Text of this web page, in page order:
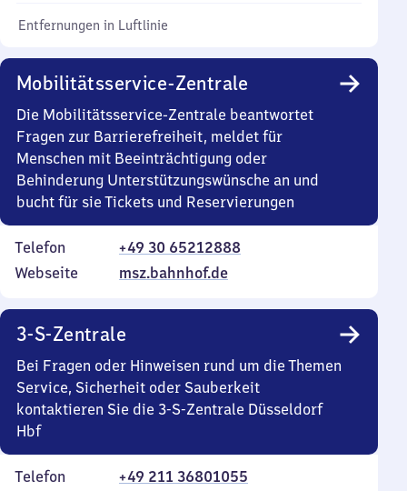
Entfernungen in Luftlinie
Mobilitätsservice-Zentrale
Die Mobilitätsservice-Zentrale beantwortet
Fragen zur Barrierefreiheit, meldet für
Menschen mit Beeinträchtigung oder
Behinderung Unterstützungswünsche an und
bucht für sie Tickets und Reservierungen
Telefon
+49 30 65212888
Webseite
msz.bahnhof.de
3-S-Zentrale
Bei Fragen oder Hinweisen rund um die Themen
Service, Sicherheit oder Sauberkeit
kontaktieren Sie die 3-S-Zentrale Düsseldorf
Hbf
Telefon
+49 211 36801055